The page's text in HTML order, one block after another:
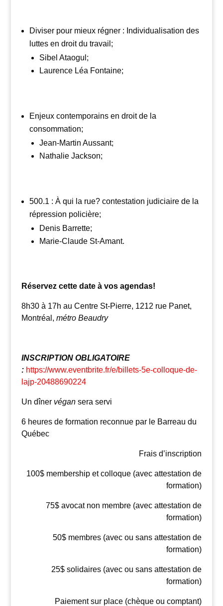
Diviser pour mieux régner : Individualisation des
luttes en droit du travail;
Sibel Ataogul;
Laurence Léa Fontaine;
Enjeux contemporains en droit de la
consommation;
Jean-Martin Aussant;
Nathalie Jackson;
500.1 : À qui la rue? contestation judiciaire de la
répression policière;
Denis Barrette;
Marie-Claude St-Amant.
Réservez cette date à vos agendas!
8h30 à 17h au Centre St-Pierre, 1212 rue Panet,
Montréal, métro Beaudry
INSCRIPTION OBLIGATOIRE
: https://www.eventbrite.fr/e/billets-5e-colloque-de-
lajp-20488690224
Un dîner végansera servi
6 heures de formation reconnue par le Barreau du
Québec
Frais d’inscription
100$ membership et colloque (avec attestation de
formation)
75$ avocat non membre (avec attestation de
formation)
50$ membres (avec ou sans attestation de
formation)
25$ solidaires (avec ou sans attestation de
formation)
Paiement sur place (chèque ou comptant)